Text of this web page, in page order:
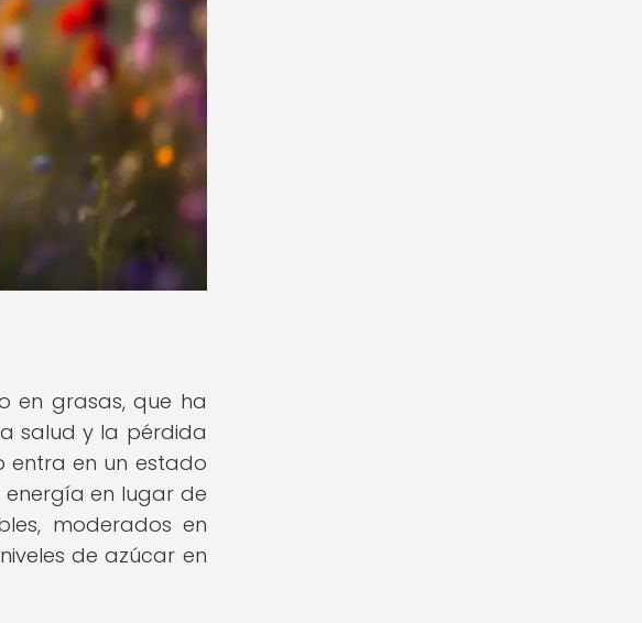
en grasas, que ha
salud y la pérdida
entra en un estado
en lugar de
moderados en
de azúcar en